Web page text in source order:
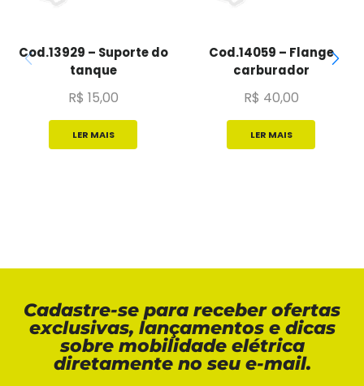
Cod.13929 – Suporte do
tanque
R$ 15,00
LER MAIS
Cod.14059 – Flange
carburador
R$ 40,00
LER MAIS
Cadastre-se para receber ofertas
exclusivas, lançamentos e dicas
sobre mobilidade elétrica
diretamente no seu e-mail.